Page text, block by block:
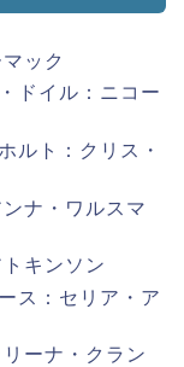
ック
ドイル：ニコー
ルト：クリス・
ナ・ワルスマ
キンソン
ス：セリア・ア
ーナ・クラン